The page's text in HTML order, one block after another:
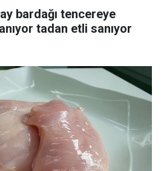
bardağı tencereye
tadan etli sanıyor